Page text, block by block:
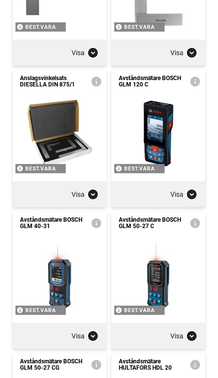
BEST.VARA
Visa
BEST.VARA
Visa
Anslagsvinkelsats
DIESELLA DIN 875/1
BEST.VARA
Visa
Avståndsmätare BOSCH
GLM 120 C
BEST.VARA
Visa
Avståndsmätare BOSCH
GLM 40-31
BEST.VARA
Visa
Avståndsmätare BOSCH
GLM 50-27 C
BEST.VARA
Visa
Avståndsmätare BOSCH
GLM 50-27 CG
Avståndsmätare
HULTAFORS HDL 20